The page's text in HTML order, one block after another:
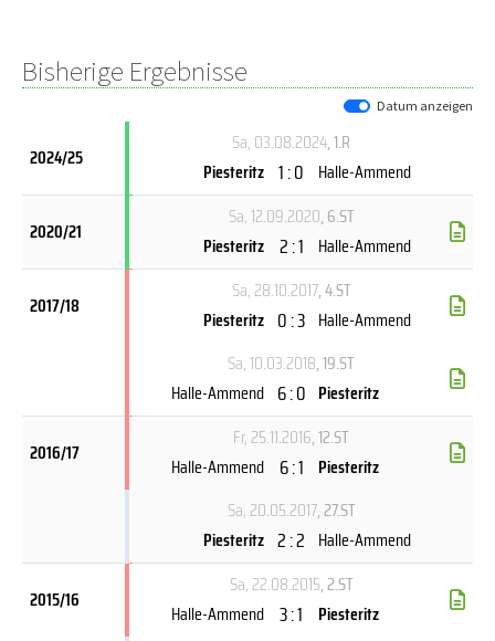
Bisherige Ergebnisse
Datum anzeigen
2024/25
Sa, 03.08.2024, 1.R
Piesteritz 1 : 0 Halle-Ammend
2020/21
Sa, 12.09.2020, 6.ST
Piesteritz 2 : 1 Halle-Ammend
2017/18
Sa, 28.10.2017, 4.ST
Piesteritz 0 : 3 Halle-Ammend
Sa, 10.03.2018, 19.ST
Halle-Ammend 6 : 0 Piesteritz
2016/17
Fr, 25.11.2016, 12.ST
Halle-Ammend 6 : 1 Piesteritz
Sa, 20.05.2017, 27.ST
Piesteritz 2 : 2 Halle-Ammend
2015/16
Sa, 22.08.2015, 2.ST
Halle-Ammend 3 : 1
Piesteritz